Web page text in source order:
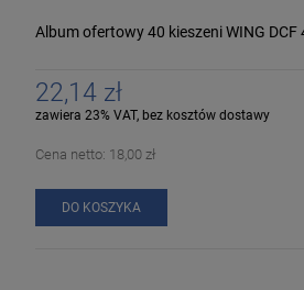
Album ofertowy 40 kieszeni WING DCF
22,14 zł
zawiera 23% VAT, bez kosztów dostawy
Cena netto: 18,00 zł
DO KOSZYKA